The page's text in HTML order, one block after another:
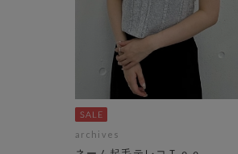
archives